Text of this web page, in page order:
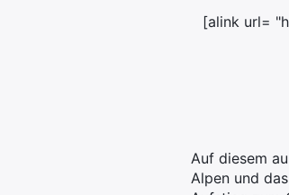
[alink url=
Auf diesem
Alpen und